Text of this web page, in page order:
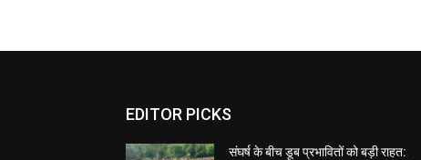
EDITOR PICKS
संघर्ष के बीच डूब प्रभावितों को बड़ी राहत: